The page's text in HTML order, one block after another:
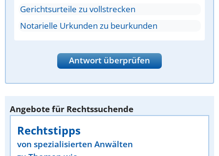
Gerichtsurteile zu vollstrecken
Notarielle Urkunden zu beurkunden
Antwort überprüfen
Angebote für Rechtssuchende
Rechtstipps
von spezialisierten Anwälten